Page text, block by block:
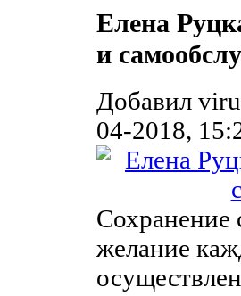
Елена
и
Добавил
04-2018,
Сохранение
желание